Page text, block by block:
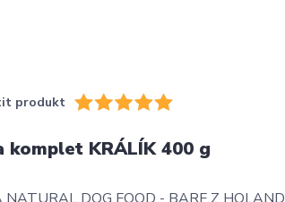
produkt
komplet KRÁLÍK 400 g